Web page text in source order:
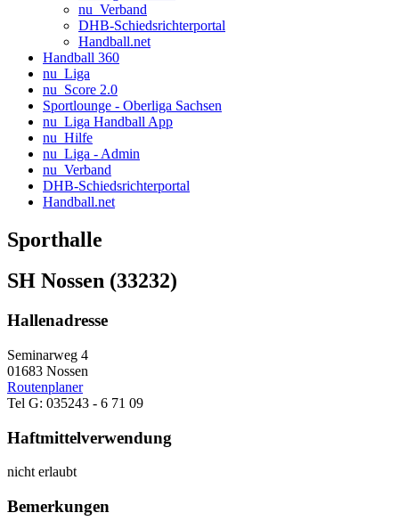
nu_Verband
DHB-Schiedsrichterportal
Handball.net
Handball 360
nu_Liga
nu_Score 2.0
Sportlounge - Oberliga Sachsen
nu_Liga Handball App
nu_Hilfe
nu_Liga - Admin
nu_Verband
DHB-Schiedsrichterportal
Handball.net
Sporthalle
SH Nossen (33232)
Hallenadresse
Seminarweg 4
01683 Nossen
Routenplaner
Tel G: 035243 - 6 71 09
Haftmittelverwendung
nicht erlaubt
Bemerkungen